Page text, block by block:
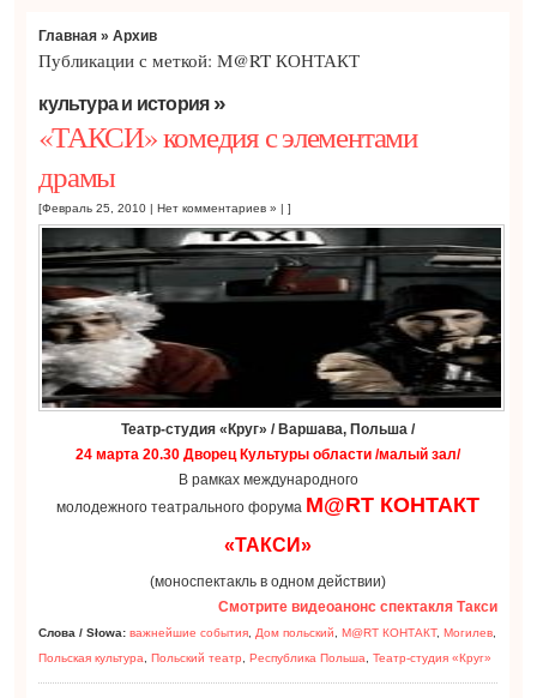
Главная » Архив
Публикации с меткой: М@RT КОНТАКТ
культура и история»
«ТАКСИ» комедия с элементами
драмы
[Февраль 25, 2010 |Нет комментариев » | ]
Театр-студия «Круг» / Варшава, Польша /
24 марта 20.30 Дворец Культуры области /малый зал/
В рамках международного
молодежного театрального форума М@RT КОНТАКТ
«ТАКСИ»
(моноспектакль в одном действии)
Смотрите видеоанонс спектакля Такси
Слова / Słowa: важнейшие события Дом польский ,М@RT КОНТАКТ,Могилев
Польская культура
,Польский театр ,Республика Польша ,Театр-студия «Круг»